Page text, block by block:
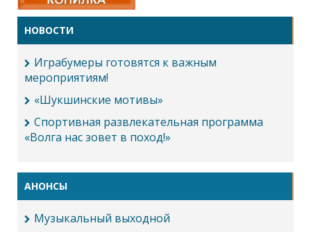
НОВОСТИ
Играбумеры готовятся к важным
мероприятиям!
«Шукшинские мотивы»
Спортивная развлекательная программа
«Волга нас зовет в поход!»
АНОНСЫ
Музыкальный выходной